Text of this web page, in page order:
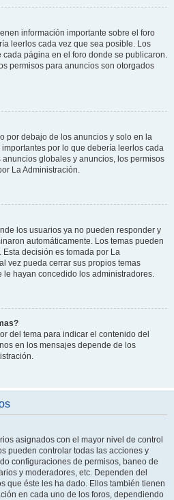
información importante sobre el foro
leerlos cada vez que sea posible. Los
página en el foro donde se publicaron.
permisos para anuncios son otorgados
por debajo de los anuncios y solo en la
por lo que debería leerlos cada
globales y anuncios, los permisos
La Administración.
los usuarios ya no pueden responder y
automáticamente. Los temas pueden
decisión es tomada por La
vez pueda cerrar sus propios temas
hayan concedido los administradores.
del tema para indicar el contenido del
en los mensajes depende de los
asignados con el mayor nivel de control
pueden controlar todas las acciones y
configuraciones de permisos, baneo de
y moderadores, etc. Dependen del
que éste les ha dado. Ellos también tienen
en cada uno de los foros, dependiendo